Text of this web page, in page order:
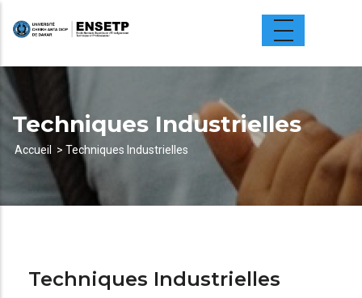
principal
Techniques Industrielles
d'Ariane
Accueil Techniques Industrielles
Techniques Industrielles